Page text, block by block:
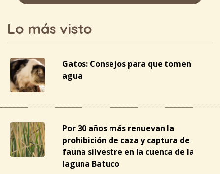
Lo más visto
Gatos: Consejos para que tomen
agua
Por 30 años más renuevan la
prohibición de caza y captura de
fauna silvestre en la cuenca de la
laguna Batuco